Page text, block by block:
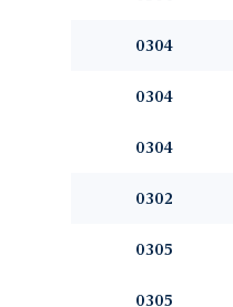
0304
0304
0304
0302
0305
0305